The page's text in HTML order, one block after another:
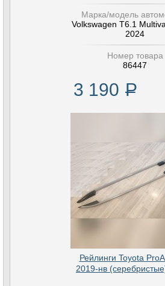
Марка/модель
Volkswagen T6.1
2024
Номер товара
86447
3 190 Р
Рейлинги Toyota
2019-нв